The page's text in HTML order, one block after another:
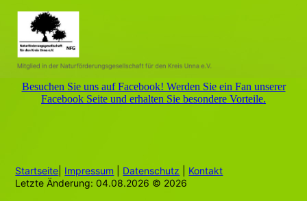
Besuchen Sie uns auf Facebook! Werden Sie ein Fan unserer
Facebook Seite und erhalten Sie besondere Vorteile.
Startseite Impressum Datenschutz
Kontakt
Letzte Änderung: 04.08.2026 © 2026